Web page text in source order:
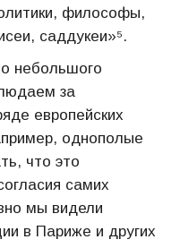
философы,
саддукеи»⁵.
небольшого
за
европейских
однополые
что это
самих
мы видели
в Париже и других